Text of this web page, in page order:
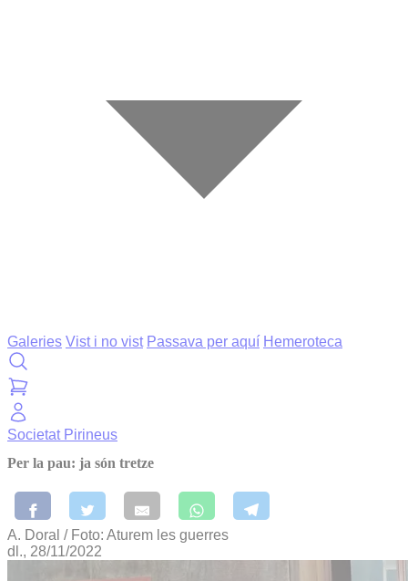
Galeries Vist i no vist Passava per aquí Hemeroteca
Societat Pirineus
Per la pau: ja són tretze
A. Doral / Foto: Aturem les guerres
dl., 28/11/2022